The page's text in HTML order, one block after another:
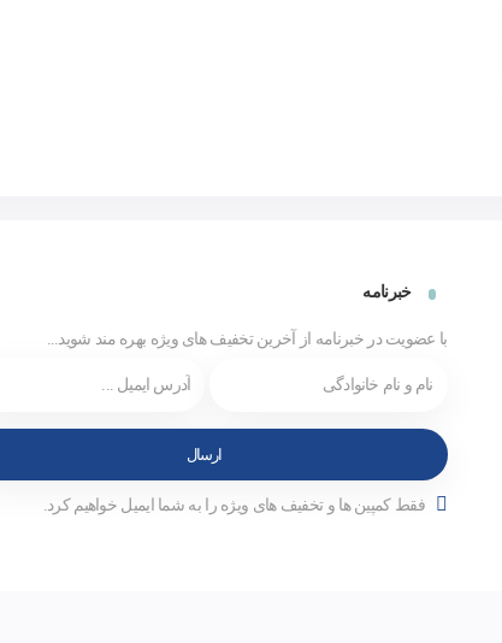
خبرنامه
با عضویت در خبرنامه از آخرین تخفیف های ویژه بهره مند شوید...
فقط کمپین ها و تخفیف های ویژه را به شما ایمیل خواهیم کرد.